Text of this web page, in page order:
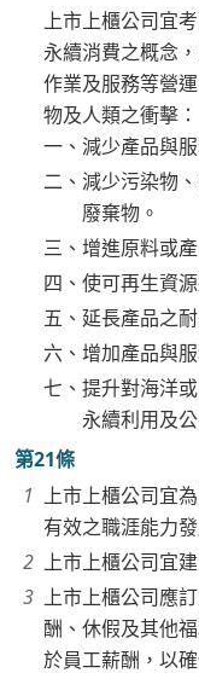
上市上櫃公司宜
永續消費之概念
作業及服務等營
物及人類之衝擊：
一、減少產品與
二、減少污染物
廢棄物。
三、增進原料或
四、使可再生資
五、延長產品之
六、增加產品與
七、提升對海洋
永續利用及
第21條
上市上櫃公司宜
有效之職涯能力
上市上櫃公司宜
上市上櫃公司應
酬、休假及其他
於員工薪酬，以